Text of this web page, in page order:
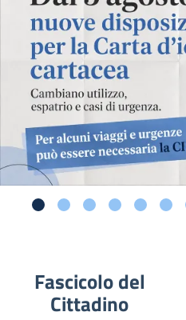
Fascicolo del
Cittadino